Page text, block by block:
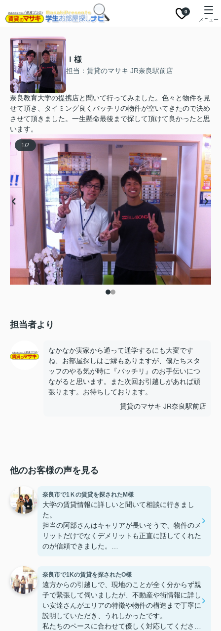
0
メニュー
Ｉ様
担当：賃貸のマサキ JR奈良駅前店
奈良教育大学の提携店と聞いて行ってみました。色々と物件を見
せて頂き、タイミング良くバッチリの物件が空いてきたので決め
させて頂きました。一生懸命最後まで探して頂けて良かったと思
います。
1/2
担当者より
なかなか実家から通って通学するにも大変です
ね、お部屋探しはご縁もありますが、僕たちスタ
ッフのやる気が時に『バッチリ』のお手伝いにつ
ながると思います。また次回お引越しがあれば頑
張ります。お待ちしております。
賃貸のマサキ JR奈良駅前店
他のお客様の声を見る
奈良市で1Ｋの賃貸を探されたM様
大学の賃貸情報に詳しいと聞いて相談に行きまし
た。
担当の阿部さんはキャリアが長いそうで、物件のメ
リットだけでなくデメリットも正直に話してくれた
のが信頼できました。
す。
奈良市で1Kの賃貸を探されたO様
遠方からの引越しで、現地のことが全く分からず親
子で緊張して伺いましたが、不動産や街情報に詳し
い安達さんがエリアの特徴や物件の構造まで丁寧に
説明していただき、うれしかったです。
私たちのペースに合わせて優しく対応してくださっ